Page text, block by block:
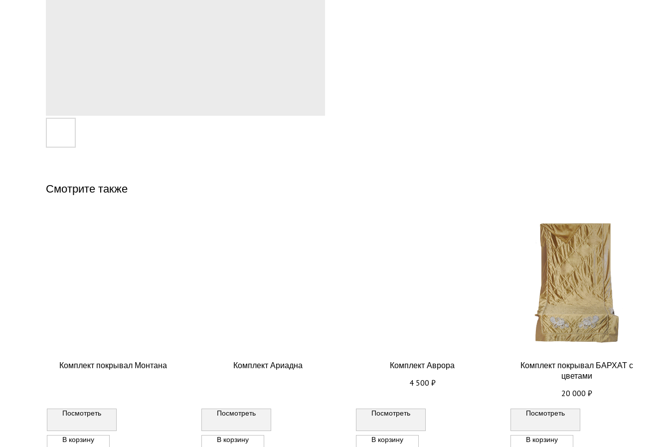
Смотрите также
Комплект покрывал Монтана
Посмотреть
В корзину
Комплект Ариадна
Посмотреть
В корзину
Комплект Аврора
4 500 ₽
Посмотреть
В корзину
Комплект покрывал БАРХАТ с
цветами
20 000 ₽
Посмотреть
В корзину